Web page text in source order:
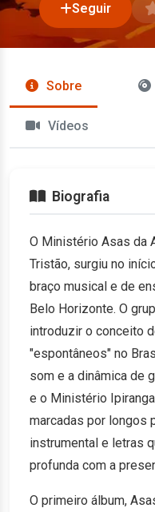
Seguir
Sobre
Vídeos
Biografia
O Ministério Asas da
Tristão, surgiu no
braço musical e de
Belo Horizonte. O
introduzir o conceito
"espontâneos" no
som e a dinâmica de
e o Ministério
marcadas por longos
instrumental e letras
profunda com a
O primeiro álbum,